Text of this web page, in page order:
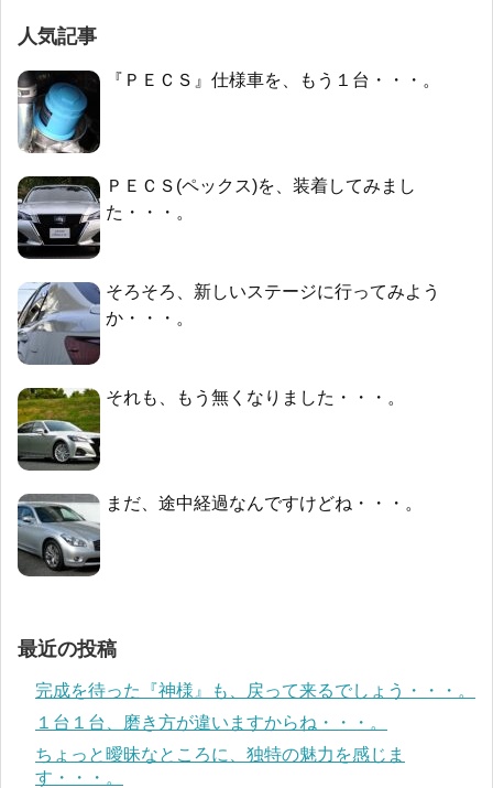
人気記事
『ＰＥＣＳ』仕様車を、もう１台・・・。
ＰＥＣＳ(ペックス)を、装着してみまし
た・・・。
そろそろ、新しいステージに行ってみよう
か・・・。
それも、もう無くなりました・・・。
まだ、途中経過なんですけどね・・・。
最近の投稿
完成を待った『神様』も、戻って来るでしょう・・・。
１台１台、磨き方が違いますからね・・・。
ちょっと曖昧なところに、独特の魅力を感じま
す・・・。